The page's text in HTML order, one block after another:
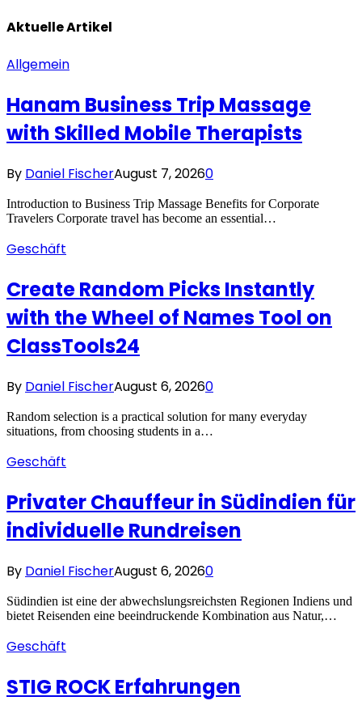
AktuelleArtikel
Allgemein
Hanam Business Trip Massage
with Skilled Mobile Therapists
By Daniel FischerAugust 7, 20260
Introduction to Business Trip Massage Benefits for Corporate
Travelers Corporate travel has become an essential…
Geschäft
Create Random Picks Instantly
with the Wheel of Names Tool on
ClassTools24
By Daniel FischerAugust 6, 20260
Random selection is a practical solution for many everyday
situations, from choosing students in a…
Geschäft
Privater Chauffeur in Südindien für
individuelle Rundreisen
By Daniel FischerAugust 6, 20260
Südindien ist eine der abwechslungsreichsten Regionen Indiens und
bietet Reisenden eine beeindruckende Kombination aus Natur,…
Geschäft
STIG ROCK Erfahrungen